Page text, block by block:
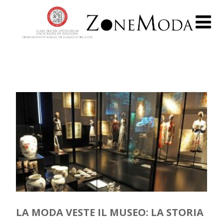
LA MODA VESTE IL MUSEO: LA STORIA